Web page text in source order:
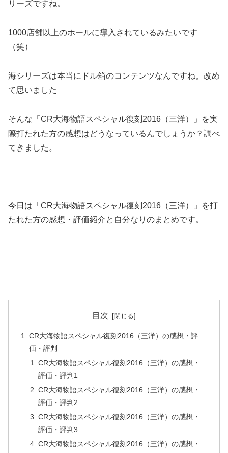
リーズですね。
1000店舗以上のホールに導入されているみたいです
（笑）
海シリーズは本当にドル箱のコンテンツなんですね。改め
て思いました
そんな「CR大海物語スペシャル復刻2016（三洋）」を実
際打たれた方の感想はどうなっているんでしょうか？調べ
てきました。
今日は「CR大海物語スペシャル復刻2016（三洋）」を打
たれた方の感想・評価紹介と自分なりのまとめです。
目次
CR大海物語スペシャル復刻2016（三洋）の感想・評
価・評判
CR大海物語スペシャル復刻2016（三洋）の感想・
評価・評判1
CR大海物語スペシャル復刻2016（三洋）の感想・
評価・評判2
CR大海物語スペシャル復刻2016（三洋）の感想・
評価・評判3
CR大海物語スペシャル復刻2016（三洋）の感想・